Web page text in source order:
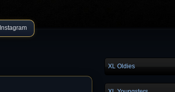
Instagram
XL Oldies